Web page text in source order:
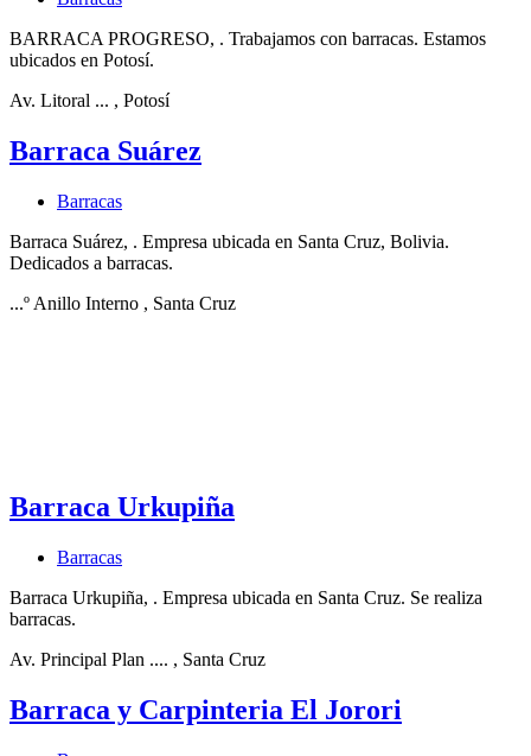
BARRACA PROGRESO, . Trabajamos con barracas. Estamos
ubicados en Potosí.
Av. Litoral ... , Potosí
Barraca Suárez
Barracas
Barraca Suárez, . Empresa ubicada en Santa Cruz, Bolivia.
Dedicados a barracas.
...º Anillo Interno , Santa Cruz
Barraca Urkupiña
Barracas
Barraca Urkupiña, . Empresa ubicada en Santa Cruz. Se realiza
barracas.
Av. Principal Plan .... , Santa Cruz
Barraca y Carpinteria El Jorori